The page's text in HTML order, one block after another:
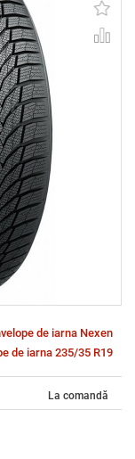
de iarna Nexen
de iarna 235/35 R19
La comandă